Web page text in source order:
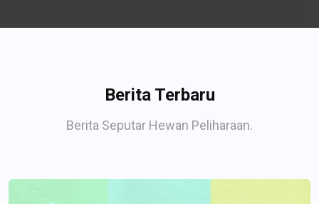
Berita Terbaru
Berita Seputar Hewan Peliharaan.